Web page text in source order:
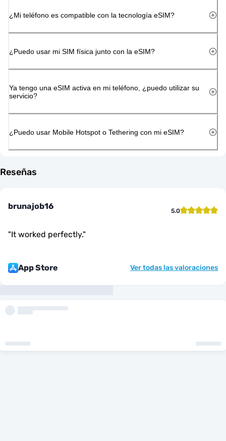
¿Mi teléfono es compatible con la tecnología eSIM?
¿Puedo usar mi SIM física junto con la eSIM?
Ya tengo una eSIM activa en mi teléfono, ¿puedo utilizar su
servicio?
¿Puedo usar Mobile Hotspot o Tethering con mi eSIM?
Reseñas
brunajob16 5.0
"It worked perfectly."
App Store Ver todas las valoraciones